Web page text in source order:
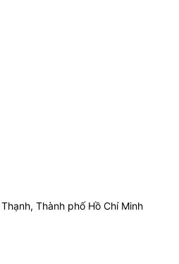
Thành phố Hồ Chí Minh